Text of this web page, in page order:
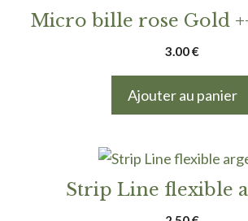
Micro bille rose Gold
3.00€
Ajouter au panier
Strip Line flexible